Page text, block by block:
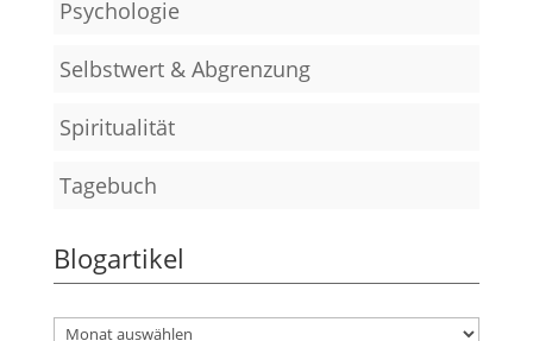
Psychologie
Selbstwert & Abgrenzung
Spiritualität
Tagebuch
Blogartikel